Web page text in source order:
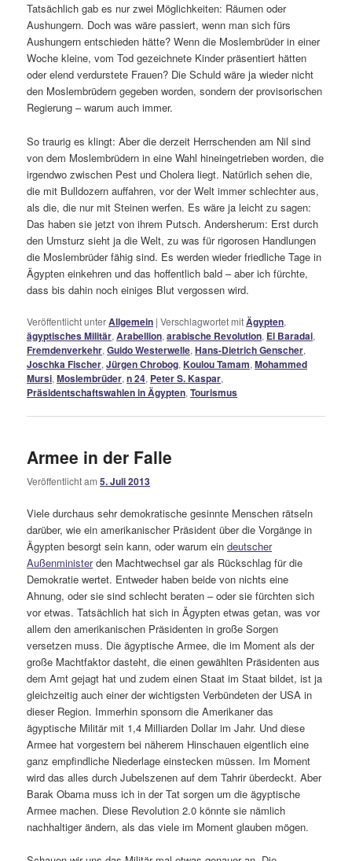
Tatsächlich gab es nur zwei Möglichkeiten: Räumen oder
Aushungern. Doch was wäre passiert, wenn man sich fürs
Aushungern entschieden hätte? Wenn die Moslembrüder in einer
Woche kleine, vom Tod gezeichnete Kinder präsentiert hätten
oder elend verdurstete Frauen? Die Schuld wäre ja wieder nicht
den Moslembrüdern gegeben worden, sondern der provisorischen
Regierung – warum auch immer.
So traurig es klingt: Aber die derzeit Herrschenden am Nil sind
von dem Moslembrüdern in eine Wahl hineingetrieben worden, die
irgendwo zwischen Pest und Cholera liegt. Natürlich sehen die,
die mit Bulldozern auffahren, vor der Welt immer schlechter aus,
als die, die nur mit Steinen werfen. Es wäre ja leicht zu sagen:
Das haben sie jetzt von ihrem Putsch. Andersherum: Erst durch
den Umsturz sieht ja die Welt, zu was für rigorosen Handlungen
die Moslembrüder fähig sind. Es werden wieder friedliche Tage in
Ägypten einkehren und das hoffentlich bald – aber ich fürchte,
dass bis dahin noch einiges Blut vergossen wird.
Veröffentlicht unterAllgemein |Verschlagwortet mitÄgypten,
ägyptisches Militär,Arabellion,arabische Revolution, El Baradai,
Fremdenverkehr,Guido Westerwelle,Hans-Dietrich Genscher,
Joschka Fischer,Jürgen Chrobog,Koulou Tamam,Mohammed
Mursi,Moslembrüder,n 24, Peter S. Kaspar,
Präsidentschaftswahlen in Ägypten,Tourismus
Armee in der Falle
Veröffentlicht am5. Juli 2013
Viele durchaus sehr demokratische gesinnte Menschen rätseln
darüber, wie ein amerikanischer Präsident über die Vorgänge in
Ägypten besorgt sein kann, oder warum eindeutscher
Außenministerden Machtwechsel gar als Rückschlag für die
Demokratie wertet. Entweder haben beide von nichts eine
Ahnung, oder sie sind schlecht beraten – oder sie fürchten sich
vor etwas. Tatsächlich hat sich in Ägypten etwas getan, was vor
allem den amerikanischen Präsidenten in große Sorgen
versetzen muss. Die ägyptische Armee, die im Moment als der
große Machtfaktor dasteht, die einen gewählten Präsidenten aus
dem Amt gejagt hat und zudem einen Staat im Staat bildet, ist ja
gleichzeitig auch einer der wichtigsten Verbündeten der USA in
dieser Region. Immerhin sponsorn die Amerikaner das
ägyptische Militär mit 1,4 Milliarden Dollar im Jahr. Und diese
Armee hat vorgestern bei näherem Hinschauen eigentlich eine
ganz empfindliche Niederlage einstecken müssen. Im Moment
wird das alles durch Jubelszenen auf dem Tahrir überdeckt. Aber
Barak Obama muss ich in der Tat sorgen um die ägyptische
Armee machen. Diese Revolution 2.0 könnte sie nämlich
nachhaltiger ändern, als das viele im Moment glauben mögen.